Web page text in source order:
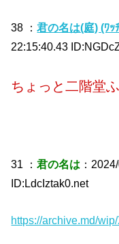
38 ：君の名は(庭) (ﾜ
22:15:40.43
ちょっと二階堂
31 ：君の名は ：
ID:LdcIztak0.net
https://archive.md/